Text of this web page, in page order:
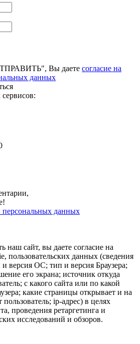
Вы даете согласие на
данных
данных
наш сайт, вы даете согласие на
пользовательских данных (сведения
версия ОС; тип и версия Браузера;
его экрана; источник откуда
с какого сайта или по какой
какие страницы открывает и на
ip-адрес) в целях
проведения ретаргетинга и
исследований и обзоров.